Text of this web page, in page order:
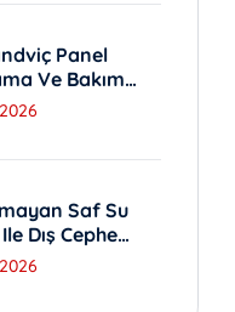
Panel
Ve Bakım
Saf Su
Dış Cephe